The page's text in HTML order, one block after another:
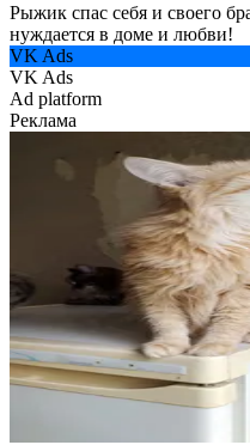
Рыжик спас себя и своего
нуждается в доме и любви!
VK Ads
VK Ads
Ad platform
Реклама